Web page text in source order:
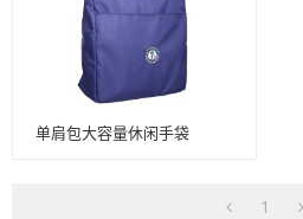
单肩包大容量休闲手袋
1